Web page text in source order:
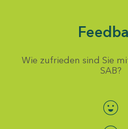
Wie zufrieden sind Sie
SAB?